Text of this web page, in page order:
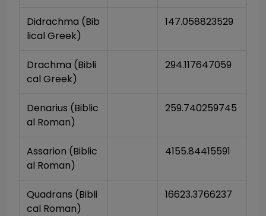
Didrachma (Bib
lical Greek)
147.058823529
Drachma (Bibli
cal Greek)
294.117647059
Denarius (Biblic
al Roman)
259.740259745
Assarion (Biblic
al Roman)
4155.84415591
Quadrans (Bibli
cal Roman)
16623.3766237